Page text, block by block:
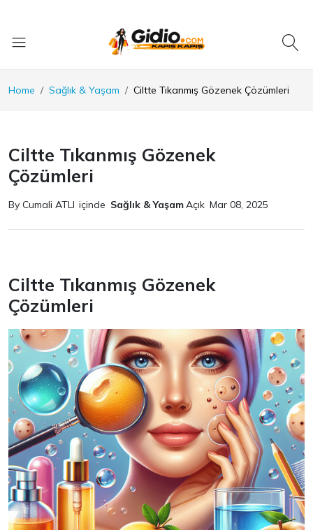
Home Sağlık & Yaşam Ciltte Tıkanmış Gözenek Çözümleri
Ciltte Tıkanmış Gözenek
Çözümleri
By Cumali ATLI içinde Sağlık & YaşamAçık Mar 08, 2025
Ciltte Tıkanmış Gözenek
Çözümleri